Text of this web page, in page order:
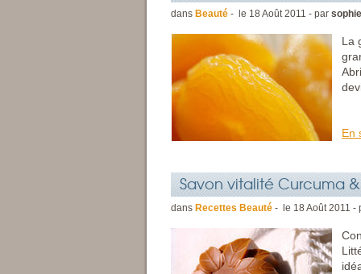
dans Beauté - le 18 Août2011 - par sophie
La
En
Savon vitalité Curcuma
dans Recettes Beauté - le 18 Août2011 -